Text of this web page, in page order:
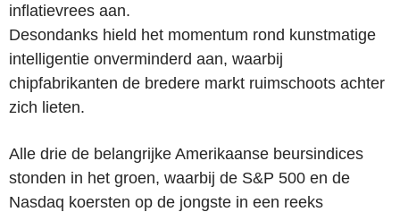
inflatievrees aan.
Desondanks hield het momentum rond kunstmatige
intelligentie onverminderd aan, waarbij
chipfabrikanten de bredere markt ruimschoots achter
zich lieten.
Alle drie de belangrijke Amerikaanse beursindices
stonden in het groen, waarbij de S&P 500 en de
Nasdaq koersten op de jongste in een reeks